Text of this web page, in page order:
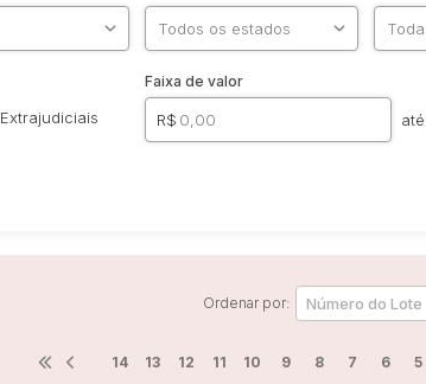
Extrajudiciais
Faixa de valor
R$ até
Ordenar por:
14 13 12 11 10 9 8 7 6 5